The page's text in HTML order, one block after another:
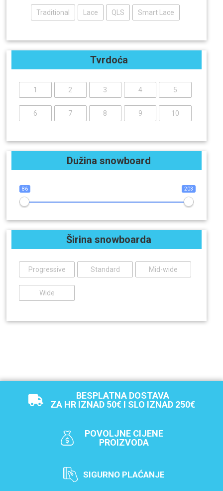
Traditional Lace QLS Smart Lace
Tvrdoća
1 2 3 4 5
6 7 8 9 10
Dužina snowboard
86 203
Širina snowboarda
Progressive Standard Mid-wide
Wide
BESPLATNA DOSTAVA
ZA HR IZNAD 50€ I SLO IZNAD 250€
POVOLJNE CIJENE
PROIZVODA
SIGURNO PLAĆANJE